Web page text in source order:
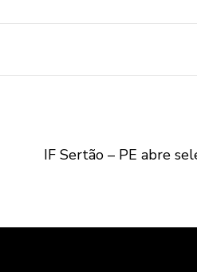
IF Sertão – PE abre